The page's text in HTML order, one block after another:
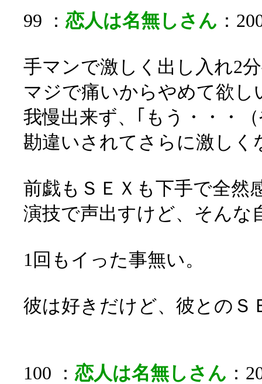
99 ： 恋人は名無しさん ：
手マンで激しく出し入れ2
マジで痛いからやめて欲し
我慢出来ず、｢もう・・・
勘違いされてさらに激しく
前戯もＳＥＸも下手で全然
演技で声出すけど、そんな
1回もイった事無い。
彼は好きだけど、彼とのＳ
100 ： 恋人は名無しさん ：